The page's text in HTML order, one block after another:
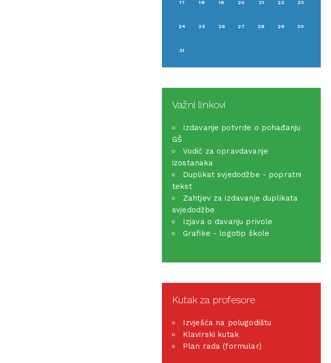
17 18 19 20 21 22 23
24 25 26 27 28 29 30
31
Važni linkovi
Izdavanje potvrde o pohađanju
GŠ
Vodič za opravdavanje
izostanaka
Duplikat svjedodžbe - popratni
tekst
Zahtjev za izdavanje duplikata
svjedodžbe
Izjava o davanju privole
Grafike - logotip škole
Kutak za profesore
Izvješća na polugodištu
Klavirski kutak
Plan rada (formular)